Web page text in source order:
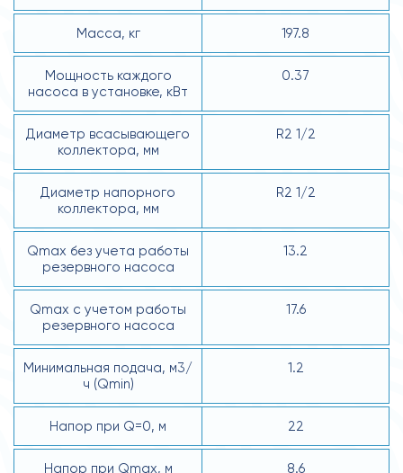
Масса, кг 197.8
Мощность каждого
насоса в установке, кВт
0.37
Диаметр всасывающего
коллектора, мм
R2 1/2
Диаметр напорного
коллектора, мм
R2 1/2
Qmax без учета работы
резервного насоса
13.2
Qmax с учетом работы
резервного насоса
17.6
Минимальная подача, м3/
ч (Qmin)
1.2
Напор при Q=0, м 22
Напор при Qmax, м
8.6